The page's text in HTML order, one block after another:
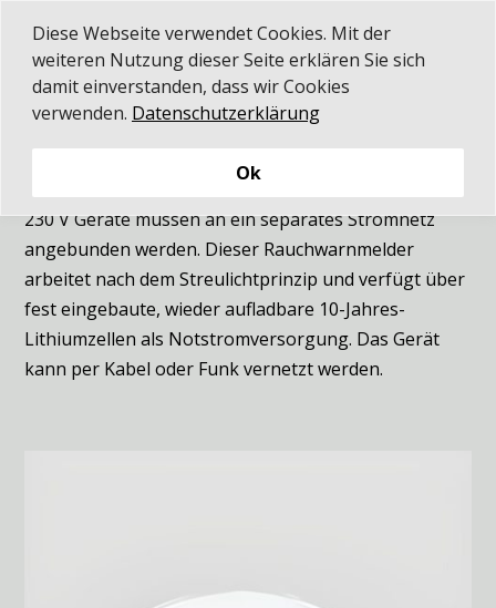
Diese Webseite verwendet Cookies. Mit der
weiteren Nutzung dieser Seite erklären Sie sich
damit einverstanden, dass wir Cookies
verwenden. Datenschutzerklärung
Ok
Vernetzung
230V-System
230 V Geräte müssen an ein separates Stromnetz
angebunden werden. Dieser Rauchwarnmelder
arbeitet nach dem Streulichtprinzip und verfügt über
fest eingebaute, wieder aufladbare 10-Jahres-
Lithiumzellen als Notstromversorgung. Das Gerät
kann per Kabel oder Funk vernetzt werden.